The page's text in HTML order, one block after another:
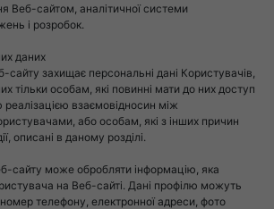
Веб-сайтом, аналітичної системи
і розробок.
даних
сайту захищає персональні дані Користувачів,
тільки особам, які повинні мати до них доступ
реалізацією взаємовідносин між
або особам, які з інших причин
описані в даному розділі.
сайту може обробляти інформацію, яка
на Веб-сайті. Дані профілю можуть
номер телефону, електронної адреси, фото